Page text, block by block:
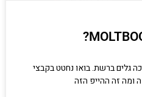
גלים ברשת. בואו נחטט בקבצי
ומה זה ההייפ הזה